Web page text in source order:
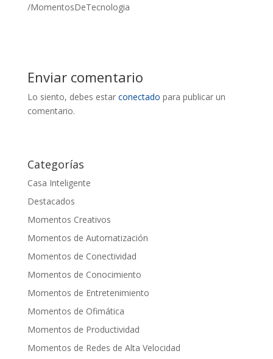
/MomentosDeTecnologia
Enviar comentario
Lo siento, debes estar conectado para publicar un
comentario.
Categorías
Casa Inteligente
Destacados
Momentos Creativos
Momentos de Automatización
Momentos de Conectividad
Momentos de Conocimiento
Momentos de Entretenimiento
Momentos de Ofimática
Momentos de Productividad
Momentos de Redes de Alta Velocidad